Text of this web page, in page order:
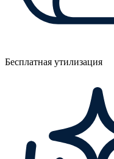
Бесплатная утилизация